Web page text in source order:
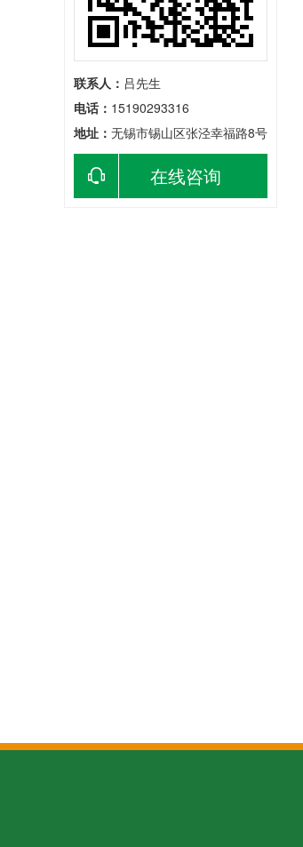
联系人： 吕先生
电话： 15190293316
地址： 无锡市锡山区张泾幸福路8号
在线咨询